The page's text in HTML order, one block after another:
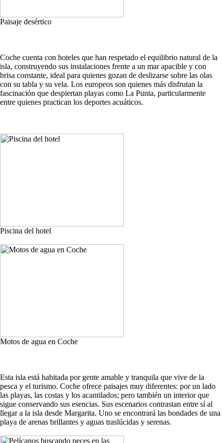
Paisaje desértico
Coche cuenta con hoteles que han respetado el equilibrio natural de la
isla, construyendo sus instalaciones frente a un mar apacible y con
brisa constante, ideal para quienes gozan de deslizarse sobre las olas
con su tabla y su vela. Los europeos son quienes más disfrutan la
fascinación que despiertan playas como La Punta, particularmente
entre quienes practican los deportes acuáticos.
Piscina del hotel
Motos de agua en Coche
Esta isla está habitada por gente amable y tranquila que vive de la
pesca y el turismo. Coche ofrece paisajes muy diferentes: por un lado
las playas, las costas y los acantilados; pero también un interior que
sigue conservando sus esencias. Sus escenarios contrastan entre sí al
llegar a la isla desde Margarita. Uno se encontrará las bondades de una
playa de arenas brillantes y aguas traslúcidas y serenas.